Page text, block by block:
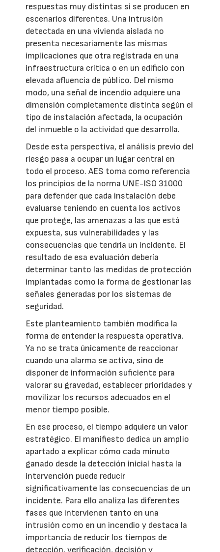
respuestas muy distintas si se producen en
escenarios diferentes. Una intrusión
detectada en una vivienda aislada no
presenta necesariamente las mismas
implicaciones que otra registrada en una
infraestructura crítica o en un edificio con
elevada afluencia de público. Del mismo
modo, una señal de incendio adquiere una
dimensión completamente distinta según el
tipo de instalación afectada, la ocupación
del inmueble o la actividad que desarrolla.
Desde esta perspectiva, el análisis previo del
riesgo pasa a ocupar un lugar central en
todo el proceso. AES toma como referencia
los principios de la norma UNE-ISO 31000
para defender que cada instalación debe
evaluarse teniendo en cuenta los activos
que protege, las amenazas a las que está
expuesta, sus vulnerabilidades y las
consecuencias que tendría un incidente. El
resultado de esa evaluación debería
determinar tanto las medidas de protección
implantadas como la forma de gestionar las
señales generadas por los sistemas de
seguridad.
Este planteamiento también modifica la
forma de entender la respuesta operativa.
Ya no se trata únicamente de reaccionar
cuando una alarma se activa, sino de
disponer de información suficiente para
valorar su gravedad, establecer prioridades y
movilizar los recursos adecuados en el
menor tiempo posible.
En ese proceso, el tiempo adquiere un valor
estratégico. El manifiesto dedica un amplio
apartado a explicar cómo cada minuto
ganado desde la detección inicial hasta la
intervención puede reducir
significativamente las consecuencias de un
incidente. Para ello analiza las diferentes
fases que intervienen tanto en una
intrusión como en un incendio y destaca la
importancia de reducir los tiempos de
detección, verificación, decisión y